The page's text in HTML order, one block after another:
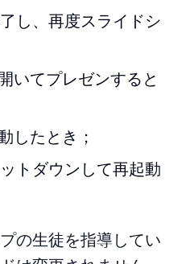
し、再度スライドシ
いてプレゼンすると
したとき；
トダウンして再起動
の生徒を指導してい